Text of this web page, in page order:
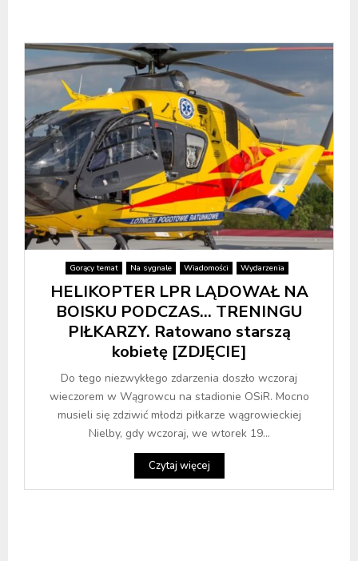
Gorący temat Na sygnale Wiadomości Wydarzenia
HELIKOPTER LPR LĄDOWAŁ NA
BOISKU PODCZAS… TRENINGU
PIŁKARZY. Ratowano starszą
kobietę [ZDJĘCIE]
Do tego niezwykłego zdarzenia doszło wczoraj
wieczorem w Wągrowcu na stadionie OSiR. Mocno
musieli się zdziwić młodzi piłkarze wągrowieckiej
Nielby, gdy wczoraj, we wtorek 19...
Czytaj więcej